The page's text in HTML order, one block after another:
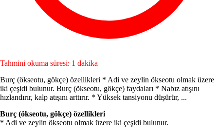
Tahmini okuma süresi: 1 dakika
Burç (ökseotu, gökçe) özellikleri * Adi ve zeylin ökseotu olmak üzere
iki çeşidi bulunur. Burç (ökseotu, gökçe) faydaları * Nabız atışını
hızlandırır, kalp atışını arttırır. * Yüksek tansiyonu düşürür, ...
Burç (ökseotu, gökçe) özellikleri
* Adi ve zeylin ökseotu olmak üzere iki çeşidi bulunur.